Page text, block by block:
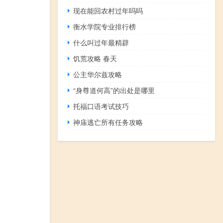
现在能回农村过年吗吗
衡水学院专业排行榜
什么叫过年最精辟
饥荒攻略 春天
公主华尔兹攻略
“身尊道何高”的出处是哪里
托福口语考试技巧
神庙逃亡所有任务攻略